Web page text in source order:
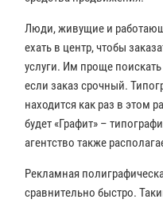
Люди, живущие и
ехать в центр, чтобы
услуги. Им проще
если заказ срочный.
находится как раз в этом
будет «Графит» –
агентство также
Рекламная
сравнительно быстро.